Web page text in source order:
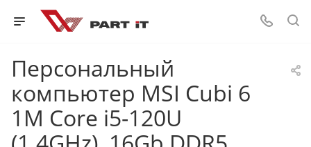
Персональный
компьютер MSI Cubi 6
1M Core i5-120U